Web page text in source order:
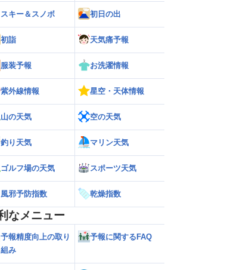
島地方に接近
6日5時更新）
【予報士解説】台風が再発達するサイン
「ERC」とは
スキー＆スノボ 初日の出
初詣 天気痛予報
服装予報 お洗濯情報
紫外線情報 星空・天体情報
山の天気 空の天気
釣り天気 マリン天気
ゴルフ場の天気 スポーツ天気
風邪予防指数 乾燥指数
なメニュー
予報精度向上の取り
組み
予報に関するFAQ